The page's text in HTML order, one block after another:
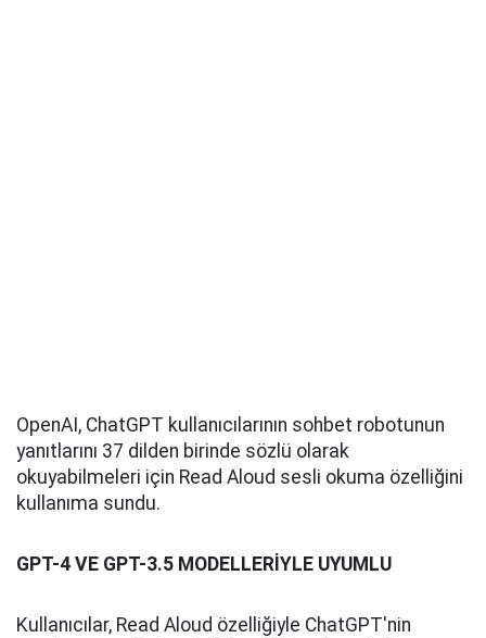
OpenAI, ChatGPT kullanıcılarının sohbet robotunun
yanıtlarını 37 dilden birinde sözlü olarak
okuyabilmeleri için Read Aloud sesli okuma özelliğini
kullanıma sundu.
GPT-4 VE GPT-3.5 MODELLERİYLE UYUMLU
Kullanıcılar, Read Aloud özelliğiyle ChatGPT'nin